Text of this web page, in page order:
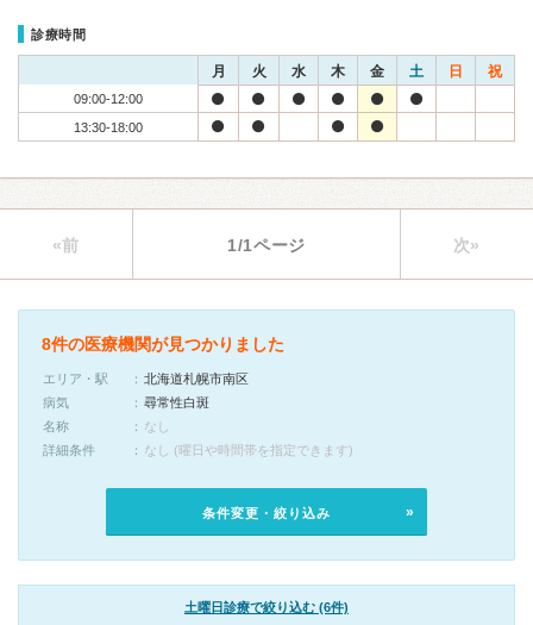
診療時間
月 火 水 木 金 土 日 祝
09:00-12:00
13:30-18:00
«前 1/1ページ 次»
8件の医療機関が見つかりました
エリア・駅
北海道札幌市南区
病気
尋常性白斑
名称
なし
詳細条件
なし (曜日や時間帯を指定できます)
条件変更・絞り込み
土曜日診療で絞り込む (6件)